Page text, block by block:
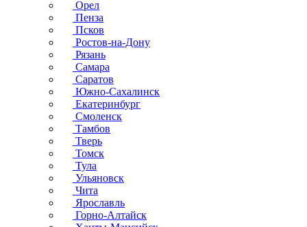
Орел
Пенза
Псков
Ростов-на-Дону
Рязань
Самара
Саратов
Южно-Сахалинск
Екатеринбург
Смоленск
Тамбов
Тверь
Томск
Тула
Ульяновск
Чита
Ярославль
Горно-Алтайск